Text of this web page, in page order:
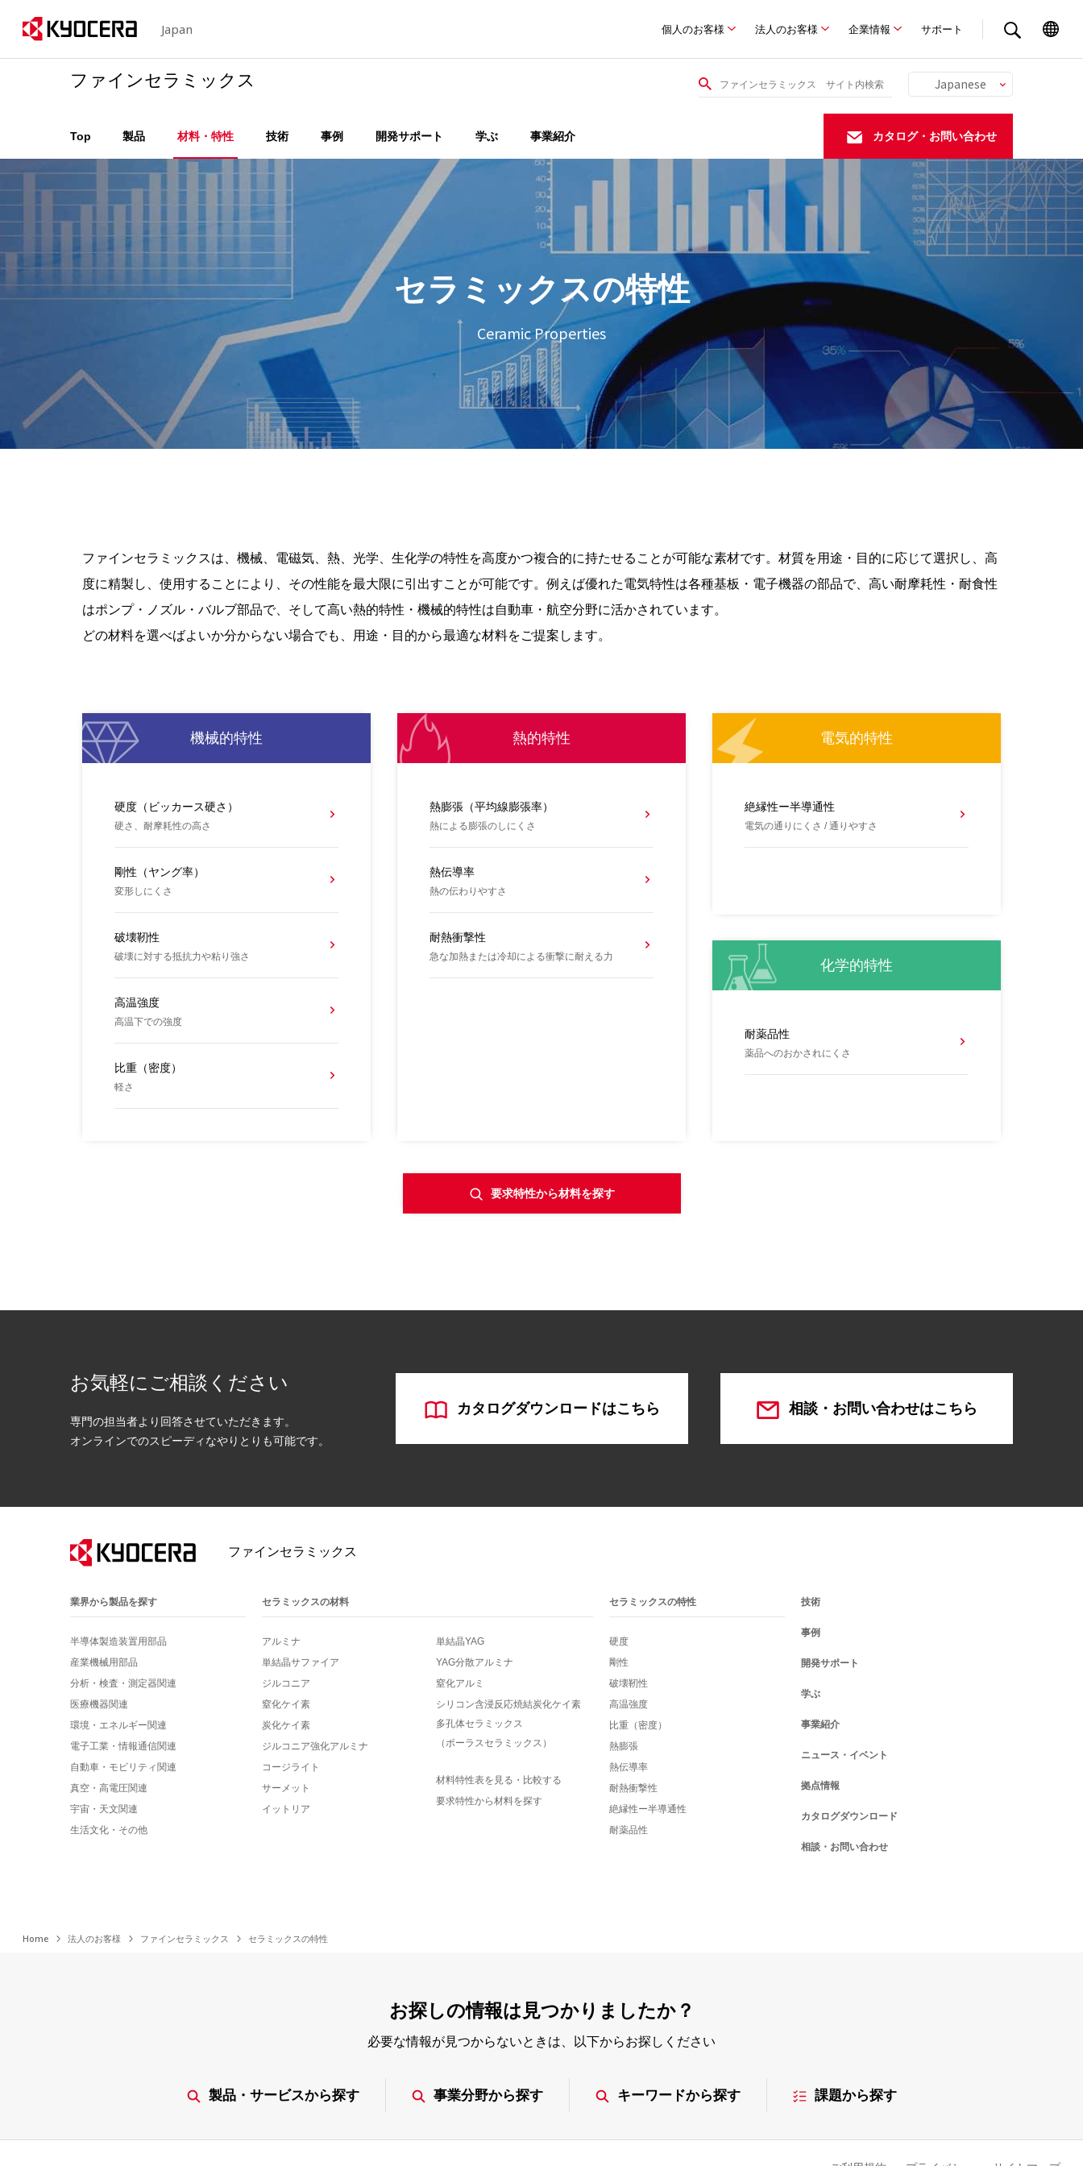
Japan 個人のお客様 法人のお客様 企業情報 サポート
ファインセラミックス
Japanese
Chinese
German
Top 製品 材料・特性 技術 事例 開発サポート 学ぶ 事業紹介 カタログ・お問い合わせ
セラミックスの特性
Ceramic Properties
ファインセラミックスは、機械、電磁気、熱、光学、生化学の特性を高度かつ複合的に持たせることが可能な素材です。材質を用途・目的に応じて選択し、高
度に精製し、使用することにより、その性能を最大限に引出すことが可能です。例えば優れた電気特性は各種基板・電子機器の部品で、高い耐摩耗性・耐食性
はポンプ・ノズル・バルブ部品で、そして高い熱的特性・機械的特性は自動車・航空分野に活かされています。
どの材料を選べばよいか分からない場合でも、用途・目的から最適な材料をご提案します。
機械的特性
硬度（ビッカース硬さ）
硬さ、耐摩耗性の高さ
剛性（ヤング率）
変形しにくさ
破壊靭性
破壊に対する抵抗力や粘り強さ
高温強度
高温下での強度
比重（密度）
軽さ
熱的特性
熱膨張（平均線膨張率）
熱による膨張のしにくさ
熱伝導率
熱の伝わりやすさ
耐熱衝撃性
急な加熱または冷却による衝撃に耐える力
電気的特性
絶縁性ー半導通性
電気の通りにくさ / 通りやすさ
化学的特性
耐薬品性
薬品へのおかされにくさ
要求特性から材料を探す
お気軽にご相談ください
専門の担当者より回答させていただきます。
オンラインでのスピーディなやりとりも可能です。
カタログダウンロードはこちら 相談・お問い合わせはこちら
ファインセラミックス
業界から製品を探す
半導体製造装置用部品
産業機械用部品
分析・検査・測定器関連
医療機器関連
環境・エネルギー関連
電子工業・情報通信関連
自動車・モビリティ関連
真空・高電圧関連
宇宙・天文関連
生活文化・その他
セラミックスの材料
アルミナ
単結晶サファイア
ジルコニア
窒化ケイ素
炭化ケイ素
ジルコニア強化アルミナ
コージライト
サーメット
イットリア
単結晶YAG
YAG分散アルミナ
窒化アルミ
シリコン含浸反応焼結炭化ケイ素
多孔体セラミックス
（ポーラスセラミックス）
材料特性表を見る・比較する
要求特性から材料を探す
セラミックスの特性
硬度
剛性
破壊靭性
高温強度
比重（密度）
熱膨張
熱伝導率
耐熱衝撃性
絶縁性ー半導通性
耐薬品性
技術
事例
開発サポート
学ぶ
事業紹介
ニュース・イベント
拠点情報
カタログダウンロード
相談・お問い合わせ
Home 法人のお客様 ファインセラミックス セラミックスの特性
お探しの情報は見つかりましたか？
必要な情報が見つからないときは、 以下からお探しください
製品・サービスから探す 事業分野から探す キーワードから探す 課題から探す